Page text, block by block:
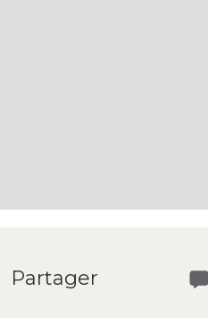
Partager